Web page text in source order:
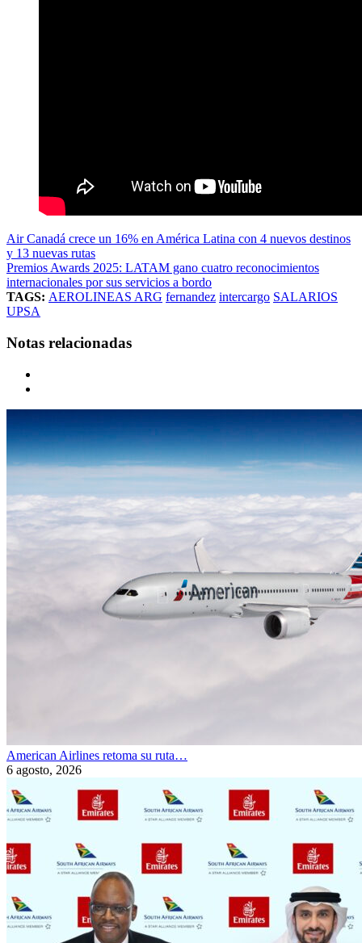
Air Canadá crece un 16% en América Latina con 4 nuevos destinos
y 13 nuevas rutas
Premios Awards 2025: LATAM gano cuatro reconocimientos
internacionales por sus servicios a bordo
TAGS: AEROLINEAS ARG fernandez intercargo SALARIOS
UPSA
Notas relacionadas
American Airlines retoma su ruta…
6 agosto, 2026